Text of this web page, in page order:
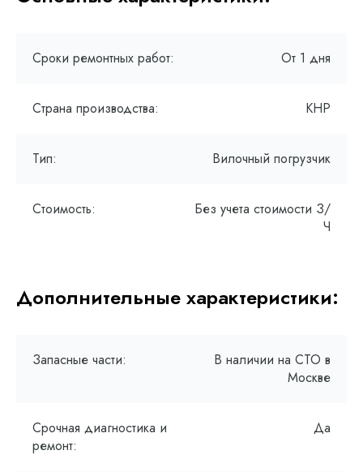
Сроки ремонтных работ: От 1 дня
Страна производства: КНР
Тип: Вилочный погрузчик
Стоимость:
Без учета стоимости З/
Ч
Дополнительные характеристики:
Запасные части:
В наличии на СТО в
Москве
Срочная диагностика и
ремонт:
Да